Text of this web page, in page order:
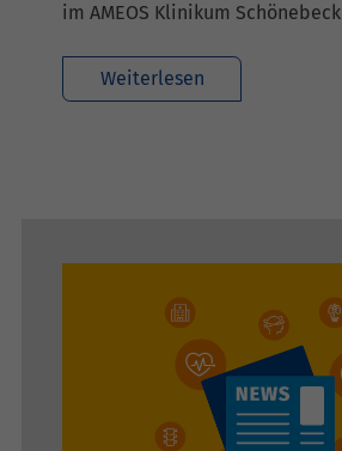
im AMEOS Klinikum Schönebeck
Weiterlesen